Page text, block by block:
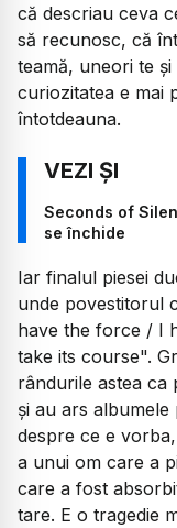
că descriau ceva
să recunosc, că
teamă, uneori te
curiozitatea e mai
întotdeauna.
Seconds of
se închide
Iar finalul piesei
unde povestitorul
have the force / I
take its course".
rândurile astea ca
și au ars
despre ce e
a unui om care a
care a fost
tare. E o tragedie